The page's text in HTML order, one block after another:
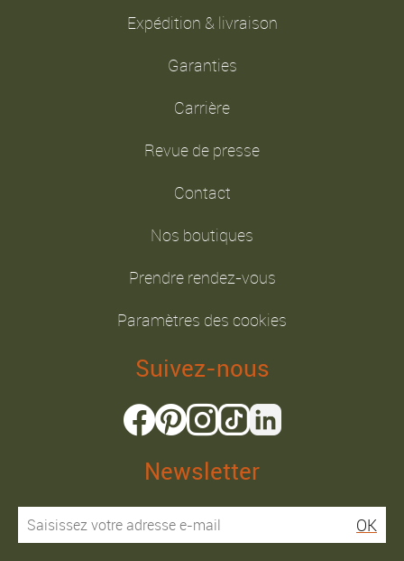
Expédition & livraison
Garanties
Carrière
Revue de presse
Contact
Nos boutiques
Prendre rendez-vous
Paramètres des cookies
Suivez-nous
Newsletter
OK